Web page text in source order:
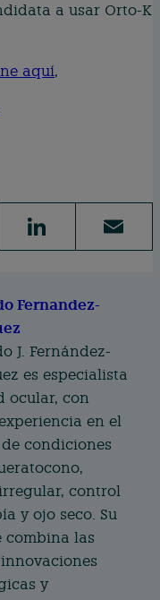
a usar Orto-K
aquí,
Li
n
e
d
I
n
E
m
Fernandez-
J. Fernández-
es especialista
ocular, con
en el
condiciones
control
y ojo seco. Su
combina las
y